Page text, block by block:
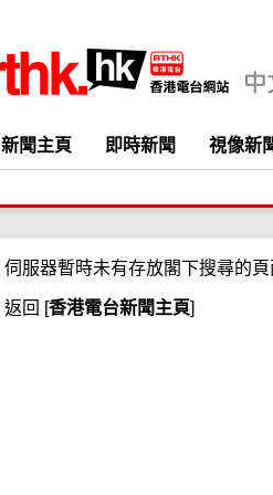
新聞主頁 即時新聞 視像新
伺服器暫時未有存放閣下搜尋的頁
返回 [香港電台新聞主頁]